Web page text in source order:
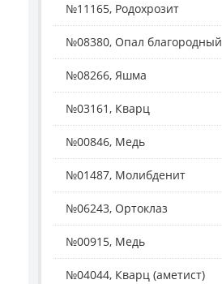
№11165, Родохрозит
№08380, Опал благородный
№08266, Яшма
№03161, Кварц
№00846, Медь
№01487, Молибденит
№06243, Ортоклаз
№00915, Медь
№04044, Кварц (аметист)